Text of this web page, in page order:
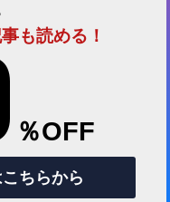
も読める！
％OFF
ちらから